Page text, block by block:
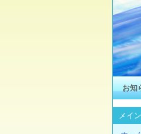
お知
メイ